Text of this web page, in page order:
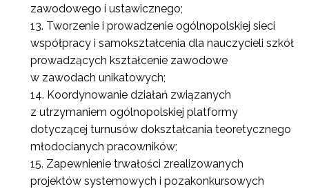
zawodowego i ustawicznego;
Tworzenie i prowadzenie ogólnopolskiej sieci
współpracy i samokształcenia dla nauczycieli szkół
prowadzących kształcenie zawodowe
w zawodach unikatowych;
Koordynowanie działań związanych
z utrzymaniem ogólnopolskiej platformy
dotyczącej turnusów dokształcania teoretycznego
młodocianych pracowników;
Zapewnienie trwałości zrealizowanych
projektów systemowych i pozakonkursowych
Adres e-mail:
Wyrażam zgodę na przetwarzanie moich danych
osobowych przez ORE w celach marketingowych.
Zapisuję się